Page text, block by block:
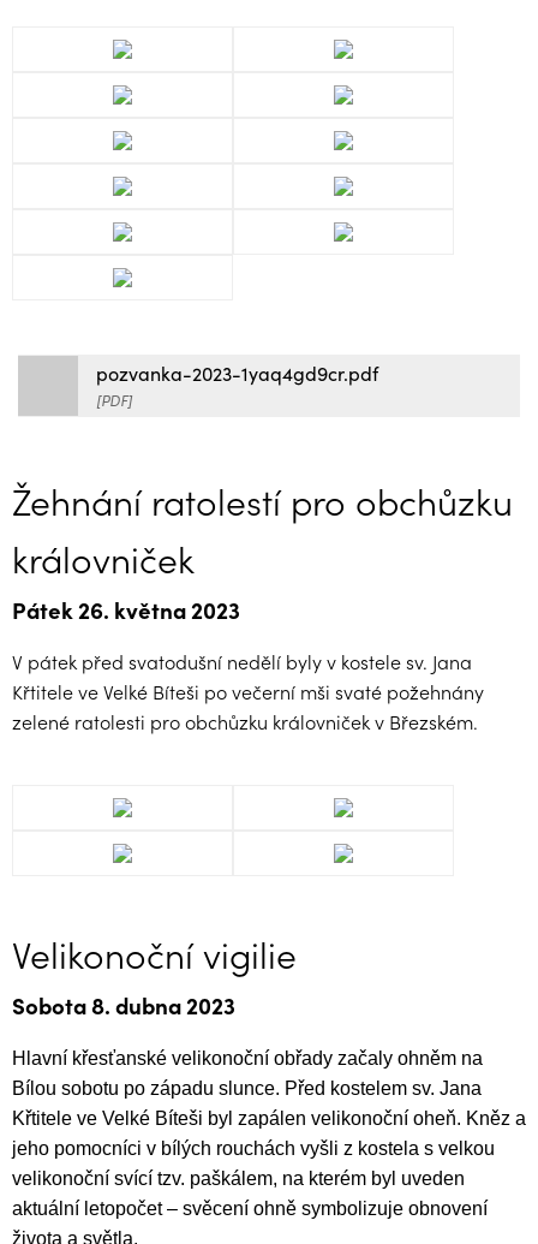
pozvanka-2023-1yaq4gd9cr.pdf
[PDF]
Žehnání ratolestí pro obchůzku
královniček
Pátek 26. května 2023
V pátek před svatodušní nedělí byly v kostele sv. Jana
Křtitele ve Velké Bíteši po večerní mši svaté požehnány
zelené ratolesti pro obchůzku královniček v Březském.
Velikonoční vigilie
Sobota 8. dubna 2023
Hlavní křesťanské velikonoční obřady začaly ohněm na
Bílou sobotu po západu slunce. Před kostelem sv. Jana
Křtitele ve Velké Bíteši byl zapálen velikonoční oheň. Kněz a
jeho pomocníci v bílých rouchách vyšli z kostela s velkou
velikonoční svící tzv. paškálem, na kterém byl uveden
aktuální letopočet – svěcení ohně symbolizuje obnovení
života a světla.